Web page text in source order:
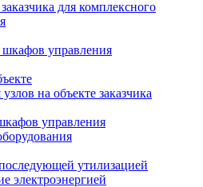
для комплексного
управления
на объекте заказчика
управления
утилизацией
электроэнергией